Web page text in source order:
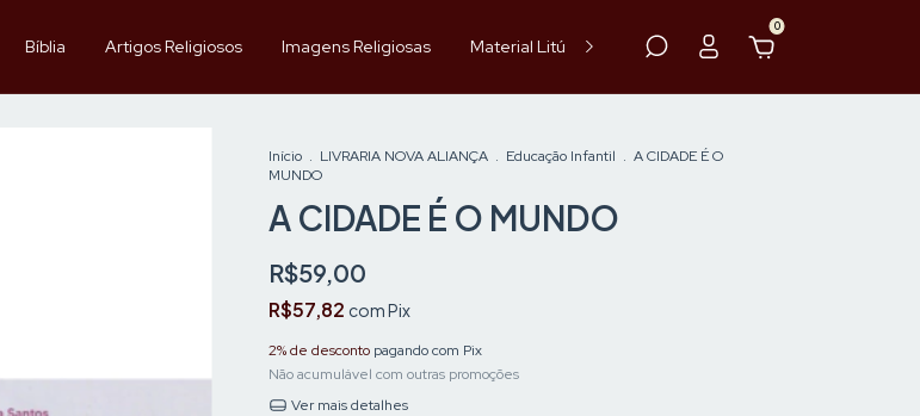
Bíblia Artigos Religiosos Imagens Religiosas Material Litúrgico Paramentos
0
Início . LIVRARIA NOVA ALIANÇA . Educação Infantil . A CIDADE É O
MUNDO
A CIDADE É O MUNDO
R$59,00
R$57,82 comPix
2% de desconto pagando com Pix
Não acumulável com outras promoções
Ver mais detalhes